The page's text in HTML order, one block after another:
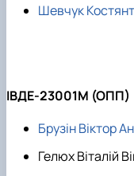
Шевчук
ІВДЕ-23001М (ОПП)
Брузін Віктор
Гелюх Віталій